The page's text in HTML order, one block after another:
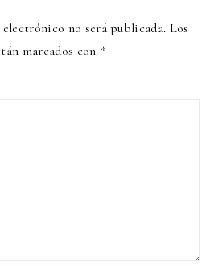
no será publicada. Los
marcados con *